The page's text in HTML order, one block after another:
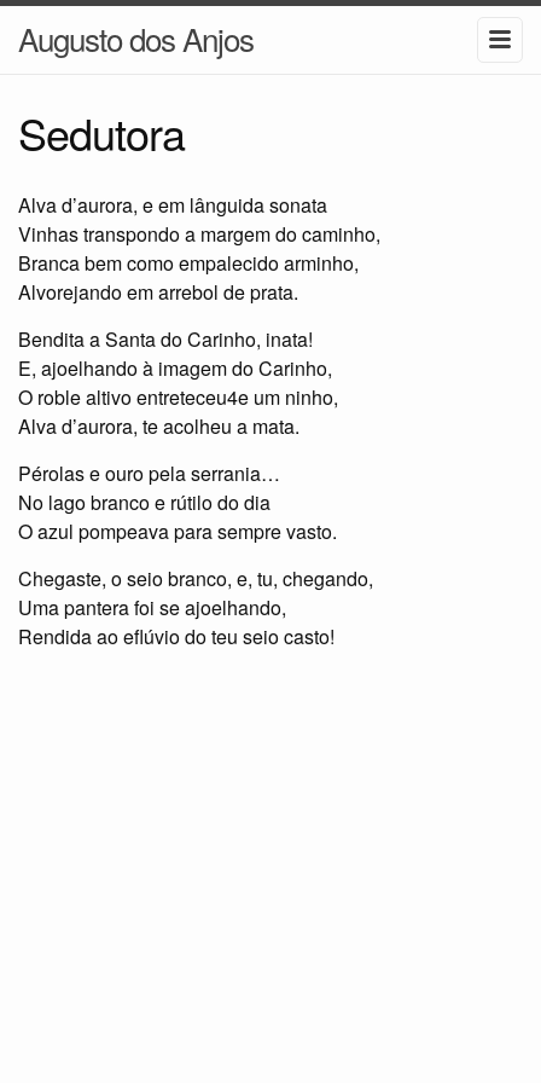
Augusto dos Anjos
Sedutora
Alva d’aurora, e em lânguida sonata
Vinhas transpondo a margem do caminho,
Branca bem como empalecido arminho,
Alvorejando em arrebol de prata.
Bendita a Santa do Carinho, inata!
E, ajoelhando à imagem do Carinho,
O roble altivo entreteceu4e um ninho,
Alva d’aurora, te acolheu a mata.
Pérolas e ouro pela serrania…
No lago branco e rútilo do dia
O azul pompeava para sempre vasto.
Chegaste, o seio branco, e, tu, chegando,
Uma pantera foi se ajoelhando,
Rendida ao eflúvio do teu seio casto!